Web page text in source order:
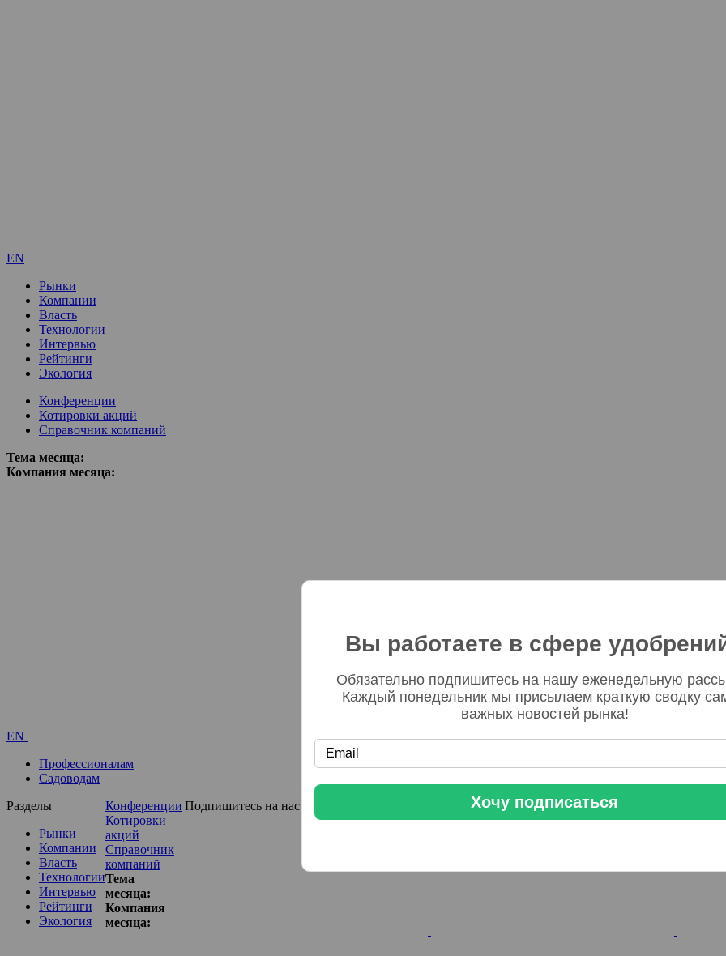
EN
Рынки
Компании
Власть
Технологии
Интервью
Рейтинги
Экология
Конференции
Котировки акций
Справочник компаний
Тема месяца:
Компания месяца:
EN
Профессионалам
Садоводам
Разделы
Рынки
Компании
Власть
Технологии
Интервью
Рейтинги
Экология
Конференции
Котировки
акций
Справочник
компаний
Тема
месяца:
Компания
месяца:
Подпишитесь на нас...
Вы работаете в сфере
Обязательно подпишитесь на нашу еженедельную
Каждый понедельник мы присылаем краткую сводку
важных новостей рынка!
Хочу подписаться